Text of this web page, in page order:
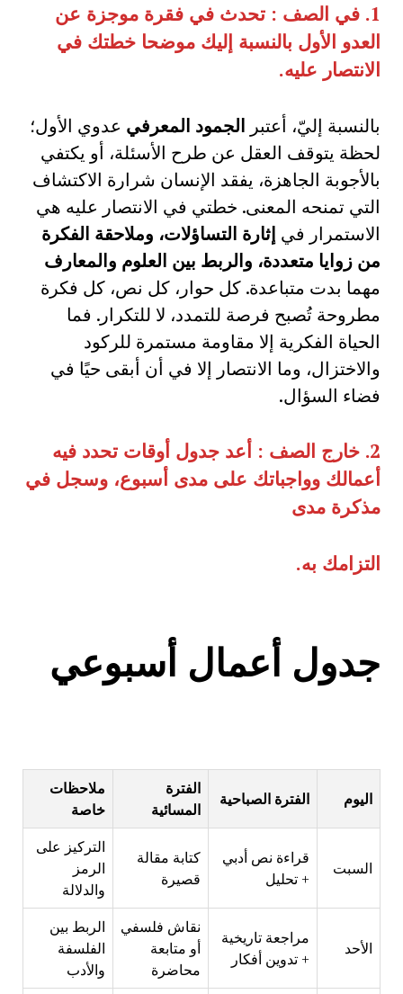
1. في الصف : تحدث في فقرة موجزة عن
العدو الأول بالنسبة إليك موضحا خطتك في
الانتصار عليه.
بالنسبة إليّ، أعتبر الجمود المعرفي عدوي الأول؛
لحظة يتوقف العقل عن طرح الأسئلة، أو يكتفي
بالأجوبة الجاهزة، يفقد الإنسان شرارة الاكتشاف
التي تمنحه المعنى. خطتي في الانتصار عليه هي
الاستمرار في إثارة التساؤلات، وملاحقة الفكرة
من زوايا متعددة، والربط بين العلوم والمعارف
مهما بدت متباعدة. كل حوار، كل نص، كل فكرة
مطروحة تُصبح فرصة للتمدد، لا للتكرار. فما
الحياة الفكرية إلا مقاومة مستمرة للركود
والاختزال، وما الانتصار إلا في أن أبقى حيًا في
فضاء السؤال.
2. خارج الصف : أعد جدول أوقات تحدد فيه
أعمالك وواجباتك على مدى أسبوع، وسجل في
مذكرة مدى
التزامك به.
جدول أعمال أسبوعي
اليوم الفترة الصباحية
الفترة
المسائية
ملاحظات
خاصة
السبت
قراءة نص أدبي
+ تحليل
كتابة مقالة
قصيرة
التركيز على
الرمز
والدلالة
الأحد
مراجعة تاريخية
+ تدوين أفكار
نقاش فلسفي
أو متابعة
محاضرة
الربط بين
الفلسفة
والأدب